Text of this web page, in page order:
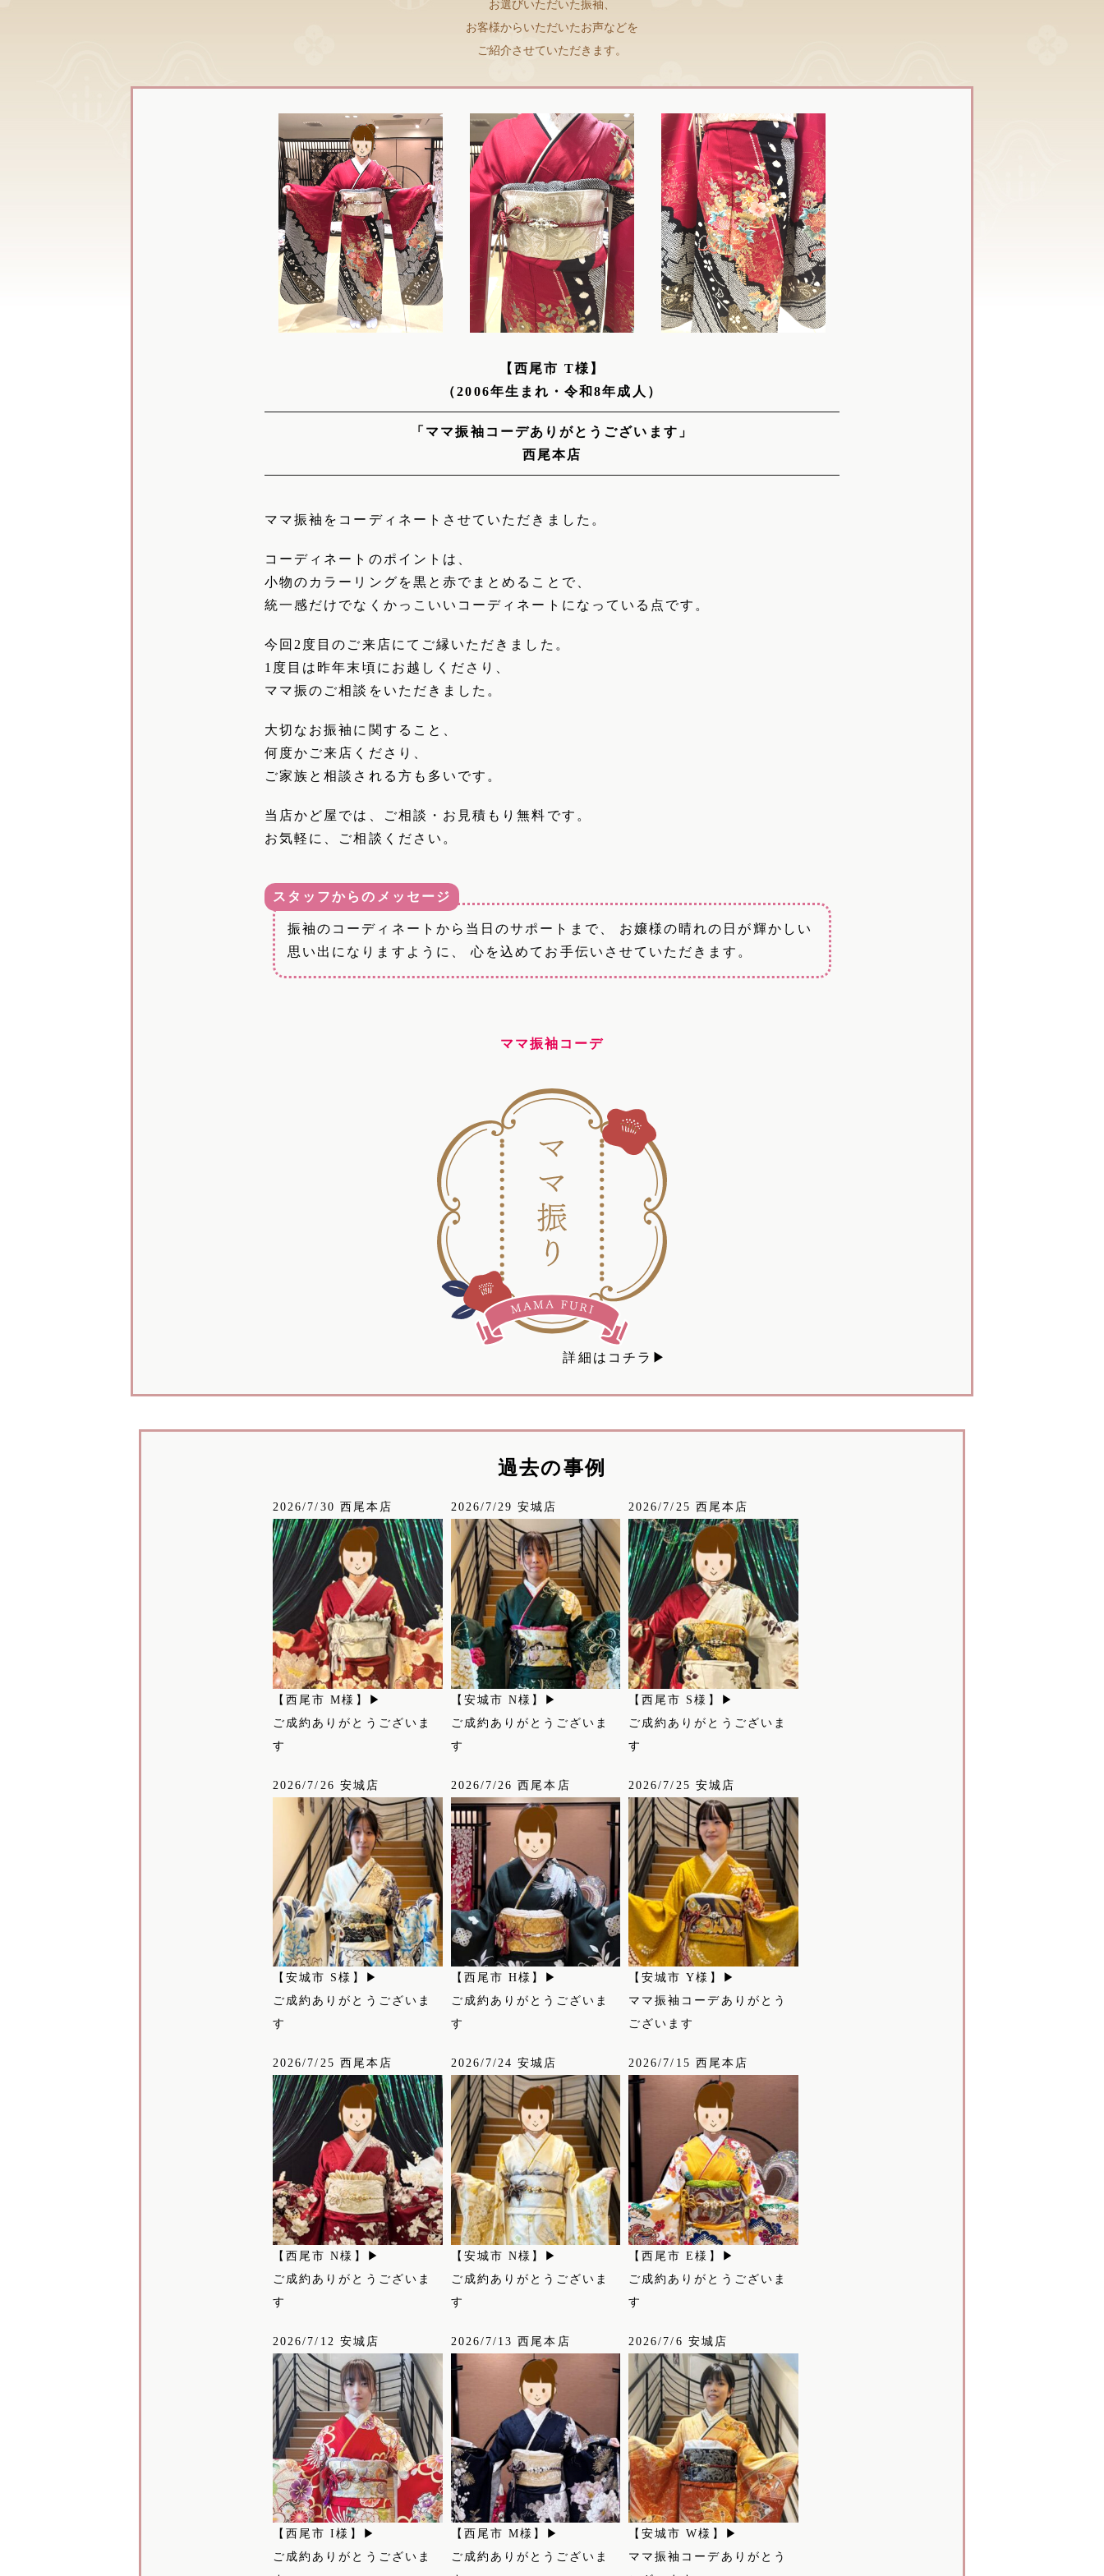
お選びいただいた振袖、
お客様からいただいたお声などを
ご紹介させていただきます。
【西尾市 T様】
（2006年生まれ・令和8年成人）
「ママ振袖コーデありがとうございます」
西尾本店
ママ振袖をコーディネートさせていただきました。
コーディネートのポイントは、
小物のカラーリングを黒と赤でまとめることで、
統一感だけでなくかっこいいコーディネートになっている点です。
今回2度目のご来店にてご縁いただきました。
1度目は昨年末頃にお越しくださり、
ママ振のご相談をいただきました。
大切なお振袖に関すること、
何度かご来店くださり、
ご家族と相談される方も多いです。
当店かど屋では、ご相談・お見積もり無料です。
お気軽に、ご相談ください。
スタッフからのメッセージ
振袖のコーディネートから当日のサポートまで、 お嬢様の晴れの日が輝かしい
思い出になりますように、 心を込めてお手伝いさせていただきます。
ママ振袖コーデ
詳細はコチラ▶
過去の事例
2026/7/30 西尾本店
【西尾市 M様】▶
ご成約ありがとうございま
す
2026/7/29 安城店
【安城市 N様】▶
ご成約ありがとうございま
す
2026/7/25 西尾本店
【西尾市 S様】▶
ご成約ありがとうございま
す
2026/7/26 安城店
【安城市 S様】▶
ご成約ありがとうございま
す
2026/7/26 西尾本店
【西尾市 H様】▶
ご成約ありがとうございま
す
2026/7/25 安城店
【安城市 Y様】▶
ママ振袖コーデありがとう
ございます
2026/7/25 西尾本店
【西尾市 N様】▶
ご成約ありがとうございま
す
2026/7/24 安城店
【安城市 N様】▶
ご成約ありがとうございま
す
2026/7/15 西尾本店
【西尾市 E様】▶
ご成約ありがとうございま
す
2026/7/12 安城店
【西尾市 I様】▶
ご成約ありがとうございま
2026/7/13 西尾本店
【西尾市 M様】▶
ご成約ありがとうございま
2026/7/6 安城店
【安城市 W様】▶
ママ振袖コーデありがとう